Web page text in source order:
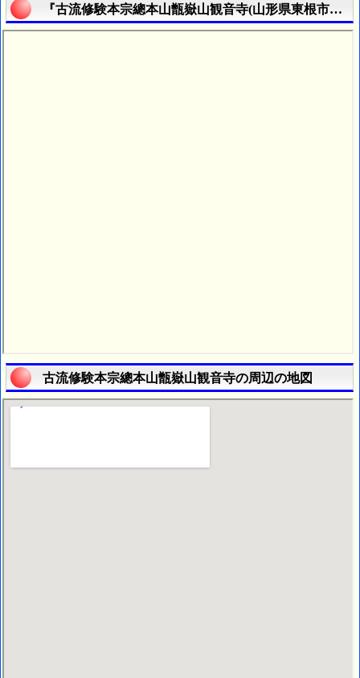
『古流修験本宗總本山甑嶽山観音寺(山形県東根市温
古流修験本宗總本山甑嶽山観音寺の周辺の地図